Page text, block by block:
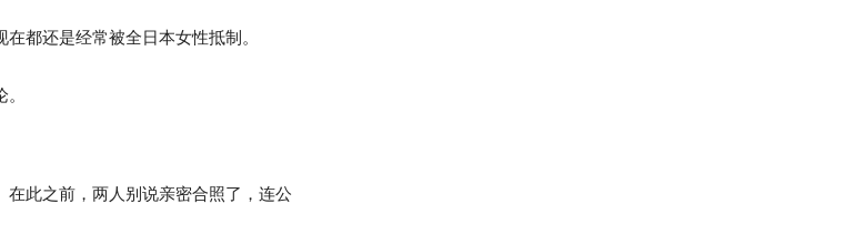
都还是经常被全日本女性抵制。
此之前，两人别说亲密合照了，连公